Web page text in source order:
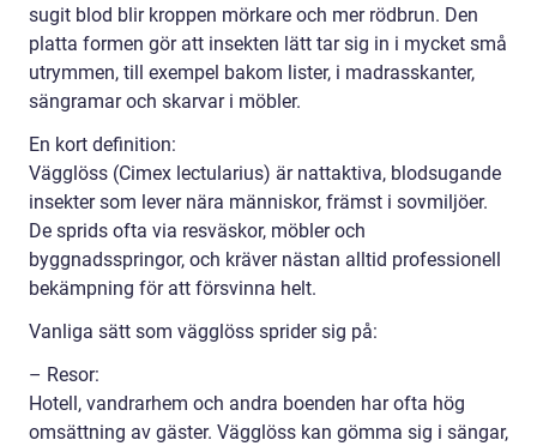
sugit blod blir kroppen mörkare och mer rödbrun. Den
platta formen gör att insekten lätt tar sig in i mycket små
utrymmen, till exempel bakom lister, i madrasskanter,
sängramar och skarvar i möbler.
En kort definition:
Vägglöss (Cimex lectularius) är nattaktiva, blodsugande
insekter som lever nära människor, främst i sovmiljöer.
De sprids ofta via resväskor, möbler och
byggnadsspringor, och kräver nästan alltid professionell
bekämpning för att försvinna helt.
Vanliga sätt som vägglöss sprider sig på:
– Resor:
Hotell, vandrarhem och andra boenden har ofta hög
omsättning av gäster. Vägglöss kan gömma sig i sängar,